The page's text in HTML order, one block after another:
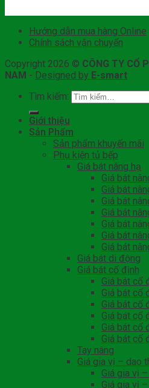
Hướng dẫn mua hàng Online
Chính sách vận chuyển
Copyright 2026 © CÔNG TY CỔ
NAM - Designed by E-smart
Tìm kiếm:
Giới thiệu
Sản Phẩm
Sản phẩm khuyến mãi
Phụ kiện tủ bếp
Giá bát nâng hạ
Giá bát
Giá bát
Giá bát
Giá bát
Giá bát
Giá bát
Giá bát
Giá bát di động
Giá bát cố định
Giá bát cố
Giá bát cố
Giá bát cố
Giá bát cố
Giá bát cố
Giá bát cố
Tay nâng
Giá gia vị – dao
Giá gia vị
Giá gia vị